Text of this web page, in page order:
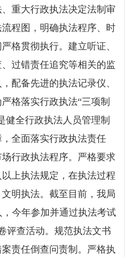
重大行政执法决定法制审
程图，明确执法程序、时
格贯彻执行。建立听证、
过错责任追究等相关的监
配备先进的执法记录仪、
格落实行政执法“三项制
健全行政执法人员管理制
全面落实行政执法责任
行政执法程序。严格要求
上执法规定，在执法过程
明执法。截至目前，我局
今年参加并通过执法考试
评查活动。规范执法文书
责任倒查问责制。严格执